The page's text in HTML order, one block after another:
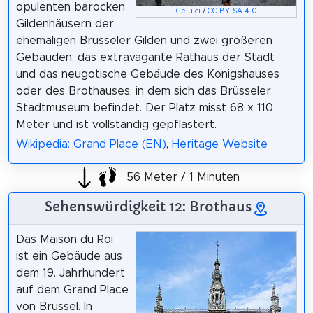
Celuici / CC BY-SA 4.0
opulenten barocken
Gildenhäusern der
ehemaligen Brüsseler Gilden und zwei größeren
Gebäuden; das extravagante Rathaus der Stadt
und das neugotische Gebäude des Königshauses
oder des Brothauses, in dem sich das Brüsseler
Stadtmuseum befindet. Der Platz misst 68 x 110
Meter und ist vollständig gepflastert.
Wikipedia: Grand Place (EN), Heritage Website
56 Meter / 1 Minuten
Sehenswürdigkeit 12: Brothaus
Das Maison du Roi
ist ein Gebäude aus
dem 19. Jahrhundert
auf dem Grand Place
von Brüssel. In